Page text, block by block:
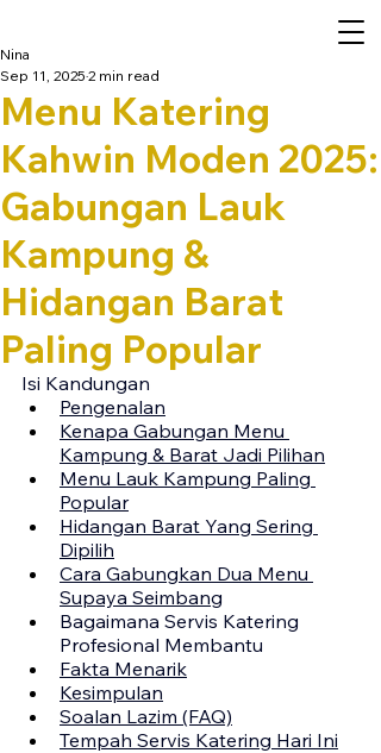
Menu Katering
Kahwin Moden 2025:
Gabungan Lauk
Kampung &
Hidangan Barat
Paling Popular
Nina
Sep 11, 2025 2 min read
Isi Kandungan
Pengenalan
Kenapa Gabungan Menu
Kampung & Barat Jadi Pilihan
Menu Lauk Kampung Paling
Popular
Hidangan Barat Yang Sering
Dipilih
Cara Gabungkan Dua Menu
Supaya Seimbang
Bagaimana Servis Katering
Profesional Membantu
Fakta Menarik
Kesimpulan
Soalan Lazim (FAQ)
Tempah Servis Katering Hari Ini